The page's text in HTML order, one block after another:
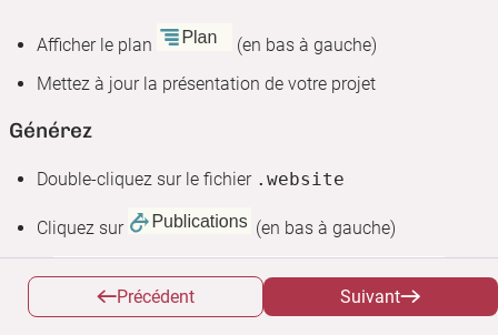
Afficher le plan
(en bas à gauche)
Mettez à jour la présentation de votre projet
Générez
Double-cliquez sur le fichier .website
Cliquez sur (en bas à gauche)
Précédent Suivant